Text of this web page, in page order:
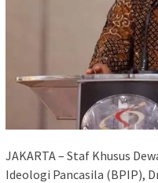
JAKARTA – Staf Khusus
Ideologi Pancasila (BPIP),